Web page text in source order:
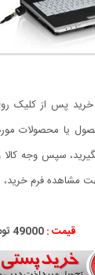
خرید پس از کلیک
یا محصولات
سپس وجه کالا
مشاهده فرم خرید،
قیمت :49000 تومان